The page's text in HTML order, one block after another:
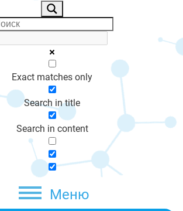
Exact matches only
Search in title
Search in content
Меню